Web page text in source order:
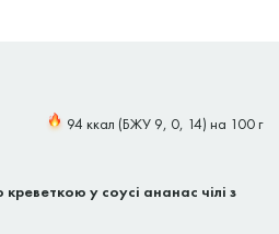
94 ккал (БЖУ 9, 0, 14) на 100 г
у соусі ананас чілі з